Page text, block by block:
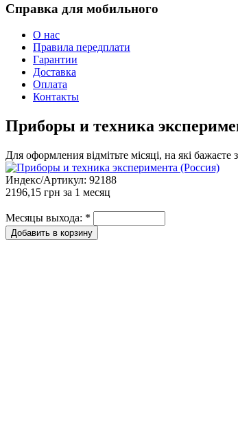
Справка для мобильного
О нас
Правила передплати
Гарантии
Доставка
Оплата
Контакты
Приборы и техника
Для оформления відмітьте місяці, на які
Индекс/Артикул: 92188
2196,15 грн за 1 месяц
Месяцы выхода: *